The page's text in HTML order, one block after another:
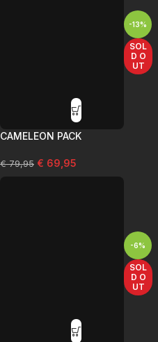
-13%
SOL
D O
UT
CAMELEON PACK
€79,95 € 69,95
-6%
SOL
D O
UT